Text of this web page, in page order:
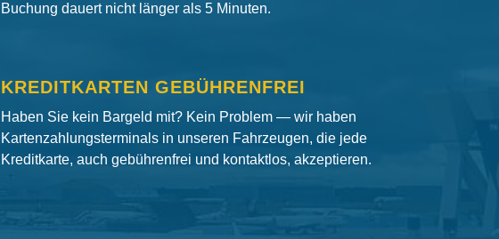
Buchung dauert nicht länger als 5 Minuten.
KREDITKARTEN GEBÜHRENFREI
Haben Sie kein Bargeld mit? Kein Problem — wir haben
Kartenzahlungsterminals in unseren Fahrzeugen, die jede
Kreditkarte, auch gebührenfrei und kontaktlos, akzeptieren.